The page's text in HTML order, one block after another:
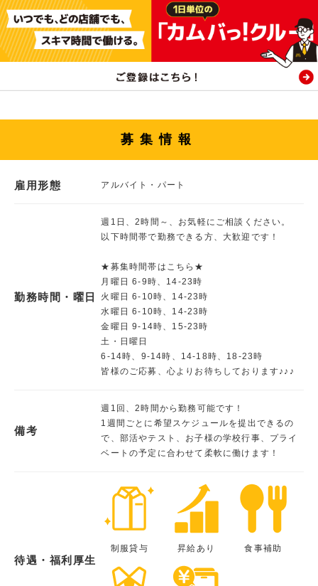
募集情報
雇用形態 アルバイト・パート
勤務時間・曜日
週1日、2時間～、お気軽にご相談ください。
以下時間帯で勤務できる方、大歓迎です！
★募集時間帯はこちら★
月曜日 6-9時、14-23時
火曜日 6-10時、14-23時
水曜日 6-10時、14-23時
金曜日 9-14時、15-23時
土・日曜日
6-14時、9-14時、14-18時、18‐23時
皆様のご応募、心よりお待ちしております♪♪♪
備考
週1回、2時間から勤務可能です！
1週間ごとに希望スケジュールを提出できるの
で、部活やテスト、お子様の学校行事、プライ
ベートの予定に合わせて柔軟に働けます！
待遇・福利厚生
制服貸与 昇給あり 食事補助